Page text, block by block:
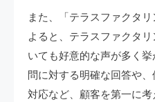
また、「テラスファクタ
よると、テラスファクタ
いても好意的な声が多く
問に対する明確な回答や
対応など、顧客を第一に